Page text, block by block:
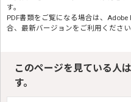
す。
PDF書類をご覧になる場合は、 Adobe
合、最新バージョンをご利用ください
このページを見ている人
す。